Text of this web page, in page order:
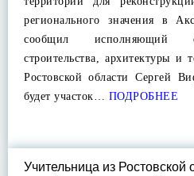
регионального значения в
сообщил исполняющий
строительства, архитектуры и
Ростовской области Сергей
будет участок… ПОДРОБНЕЕ
Учительница из Ростовской